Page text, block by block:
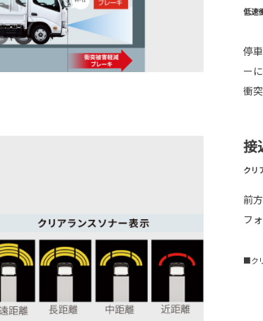
低速
停
ー
衝
接
クリ
前
フ
■ク